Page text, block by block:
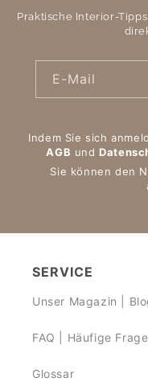
Praktische Interior-
E-Mail
Indem Sie sich
AGB und
Sie können den
SERVICE
Unser Magazin |
FAQ | Häufige
Glossar